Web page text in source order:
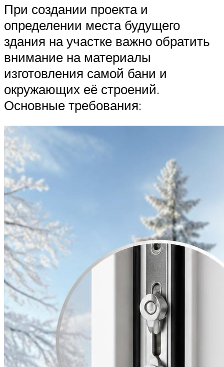
При создании проекта и
определении места будущего
здания на участке важно обратить
внимание на материалы
изготовления самой бани и
окружающих её строений.
Основные требования: